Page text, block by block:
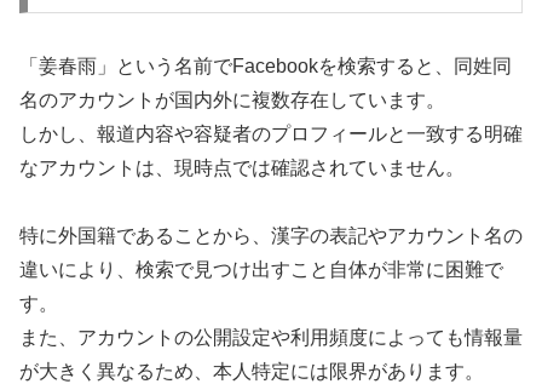
「姜春雨」という名前でFacebookを検索すると、同姓同
名のアカウントが国内外に複数存在しています。
しかし、報道内容や容疑者のプロフィールと一致する明確
なアカウントは、現時点では確認されていません。
特に外国籍であることから、漢字の表記やアカウント名の
違いにより、検索で見つけ出すこと自体が非常に困難で
す。
また、アカウントの公開設定や利用頻度によっても情報量
が大きく異なるため、本人特定には限界があります。